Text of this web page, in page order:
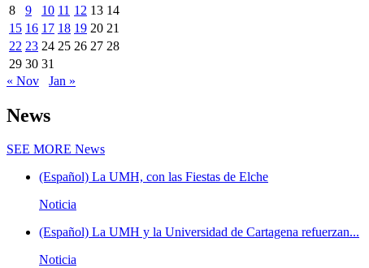
8
9 10 11 12 13 14
15 16 17 18 19 20 21
22 23 24 25 26 27 28
29 30 31
« Nov
Jan »
News
SEE MORE News
(Español) La UMH, con las Fiestas de Elche
Noticia
(Español) La UMH y la Universidad de Cartagena refuerzan...
Noticia